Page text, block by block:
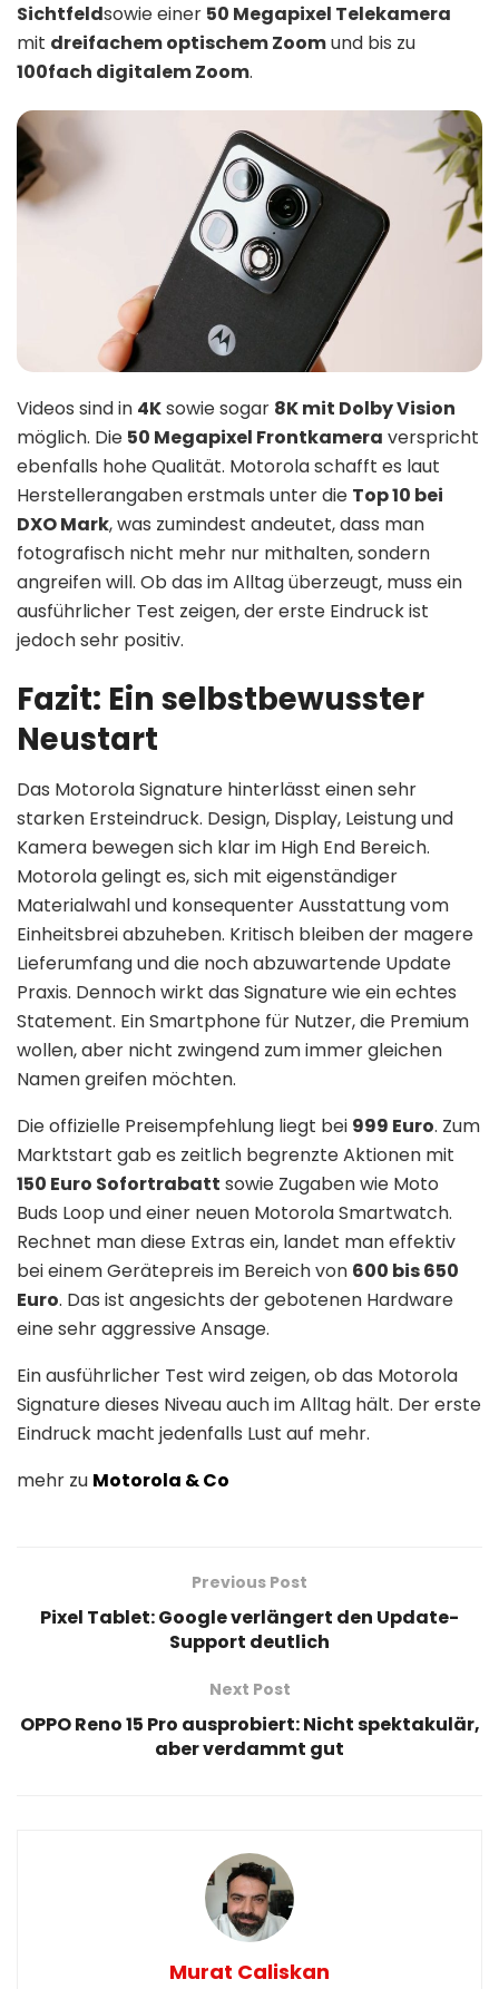
Sichtfeldsowie einer 50 Megapixel Telekamera
mit dreifachem optischem Zoomund bis zu
100fach digitalem Zoom.
Videos sind in 4Ksowie sogar 8K mit Dolby Vision
möglich. Die 50 Megapixel Frontkamera verspricht
ebenfalls hohe Qualität. Motorola schafft es laut
Herstellerangaben erstmals unter die Top 10 bei
DXO Mark, was zumindest andeutet, dass man
fotografisch nicht mehr nur mithalten, sondern
angreifen will. Ob das im Alltag überzeugt, muss ein
ausführlicher Test zeigen, der erste Eindruck ist
jedoch sehr positiv.
Fazit: Ein selbstbewusster
Neustart
Das Motorola Signature hinterlässt einen sehr
starken Ersteindruck. Design, Display, Leistung und
Kamera bewegen sich klar im High End Bereich.
Motorola gelingt es, sich mit eigenständiger
Materialwahl und konsequenter Ausstattung vom
Einheitsbrei abzuheben. Kritisch bleiben der magere
Lieferumfang und die noch abzuwartende Update
Praxis. Dennoch wirkt das Signature wie ein echtes
Statement. Ein Smartphone für Nutzer, die Premium
wollen, aber nicht zwingend zum immer gleichen
Namen greifen möchten.
Die offizielle Preisempfehlung liegt bei 999 Euro. Zum
Marktstart gab es zeitlich begrenzte Aktionen mit
150 Euro Sofortrabatt sowie Zugaben wie Moto
Buds Loop und einer neuen Motorola Smartwatch.
Rechnet man diese Extras ein, landet man effektiv
bei einem Gerätepreis im Bereich von 600 bis 650
Euro. Das ist angesichts der gebotenen Hardware
eine sehr aggressive Ansage.
Ein ausführlicher Test wird zeigen, ob das Motorola
Signature dieses Niveau auch im Alltag hält. Der erste
Eindruck macht jedenfalls Lust auf mehr.
mehr zu Motorola & Co
Previous Post
Pixel Tablet: Google verlängert den Update-
Support deutlich
Next Post
OPPO Reno 15 Pro ausprobiert: Nicht spektakulär,
aber verdammt gut
Murat Caliskan